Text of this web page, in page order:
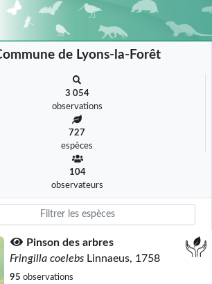
de Lyons-la-Forêt
3 054
observations
727
espèces
104
observateurs
Pinson des arbres
Fringilla coelebs Linnaeus, 1758
95 observations